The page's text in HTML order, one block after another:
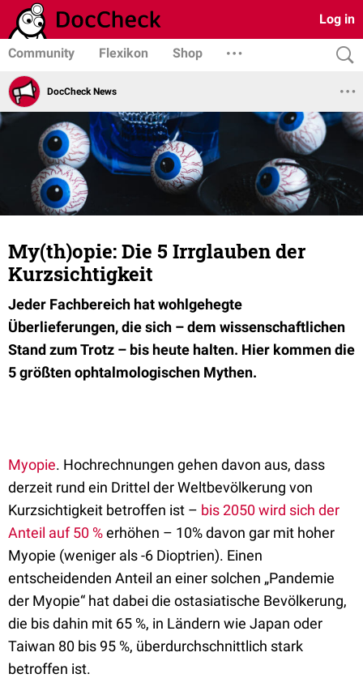
Log in
Community Flexikon Shop
DocCheck News
My(th)opie: Die 5 Irrglauben der
Kurzsichtigkeit
Jeder Fachbereich hat wohlgehegte
Überlieferungen, die sich – dem wissenschaftlichen
Stand zum Trotz – bis heute halten. Hier kommen die
5 größten ophtalmologischen Mythen.
Myopie. Hochrechnungen gehen davon aus, dass
derzeit rund ein Drittel der Weltbevölkerung von
Kurzsichtigkeit betroffen ist – bis 2050 wird sich der
Anteil auf 50 %erhöhen – 10% davon gar mit hoher
Myopie (weniger als -6 Dioptrien). Einen
entscheidenden Anteil an einer solchen „Pandemie
der Myopie“ hat dabei die ostasiatische Bevölkerung,
die bis dahin mit 65 %, in Ländern wie Japan oder
Taiwan 80 bis 95 %, überdurchschnittlich stark
betroffen ist.